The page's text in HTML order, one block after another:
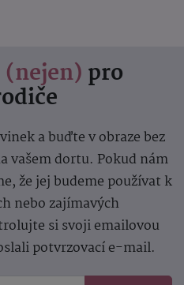
(nejen) pro
a buďte v obraze bez
vašem dortu. Pokud nám
že jej budeme používat k
nebo zajímavých
si svoji emailovou
potvrzovací e-mail.